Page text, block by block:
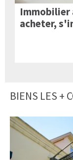
Immobilier
acheter,
BIENS LES +